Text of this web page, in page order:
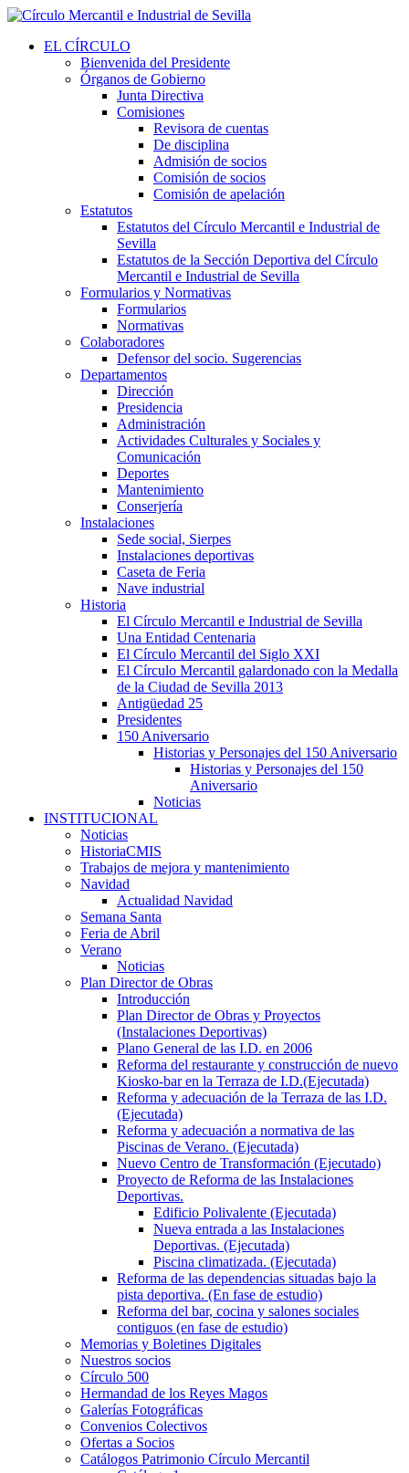
EL CÍRCULO
Bienvenida del Presidente
Órganos de Gobierno
Junta Directiva
Comisiones
Revisora de cuentas
De disciplina
Admisión de socios
Comisión de socios
Comisión de apelación
Estatutos
Estatutos del Círculo Mercantil e Industrial de
Sevilla
Estatutos de la Sección Deportiva del Círculo
Mercantil e Industrial de Sevilla
Formularios y Normativas
Formularios
Normativas
Colaboradores
Defensor del socio. Sugerencias
Departamentos
Dirección
Presidencia
Administración
Actividades Culturales y Sociales y
Comunicación
Deportes
Mantenimiento
Conserjería
Instalaciones
Sede social, Sierpes
Instalaciones deportivas
Caseta de Feria
Nave industrial
Historia
El Círculo Mercantil e Industrial de Sevilla
Una Entidad Centenaria
El Círculo Mercantil del Siglo XXI
El Círculo Mercantil galardonado con la Medalla
de la Ciudad de Sevilla 2013
Antigüedad 25
Presidentes
150 Aniversario
Historias y Personajes del 150 Aniversario
Historias y Personajes del 150
Aniversario
Noticias
INSTITUCIONAL
Noticias
HistoriaCMIS
Trabajos de mejora y mantenimiento
Navidad
Actualidad Navidad
Semana Santa
Feria de Abril
Verano
Noticias
Plan Director de Obras
Introducción
Plan Director de Obras y Proyectos
(Instalaciones Deportivas)
Plano General de las I.D. en 2006
Reforma del restaurante y construcción de nuevo
Kiosko-bar en la Terraza de I.D.(Ejecutada)
Reforma y adecuación de la Terraza de las I.D.
(Ejecutada)
Reforma y adecuación a normativa de las
Piscinas de Verano. (Ejecutada)
Nuevo Centro de Transformación (Ejecutado)
Proyecto de Reforma de las Instalaciones
Deportivas.
Edificio Polivalente (Ejecutada)
Nueva entrada a las Instalaciones
Deportivas. (Ejecutada)
Piscina climatizada. (Ejecutada)
Reforma de las dependencias situadas bajo la
pista deportiva. (En fase de estudio)
Reforma del bar, cocina y salones sociales
contiguos (en fase de estudio)
Memorias y Boletines Digitales
Nuestros socios
Círculo 500
Hermandad de los Reyes Magos
Galerías Fotográficas
Convenios Colectivos
Ofertas a Socios
Catálogos Patrimonio Círculo Mercantil